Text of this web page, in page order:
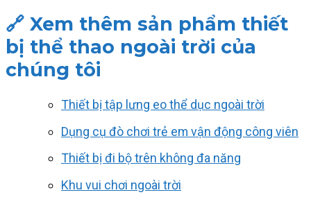
🔗 Xem thêm sản phẩm thiết
bị thể thao ngoài trời của
chúng tôi
Thiết bị tập lưng eo thể dục ngoài trời
Dụng cụ đò chơi trẻ em vận động công viên
Thiết bị đi bộ trên không đa năng
Khu vui chơi ngoài trời